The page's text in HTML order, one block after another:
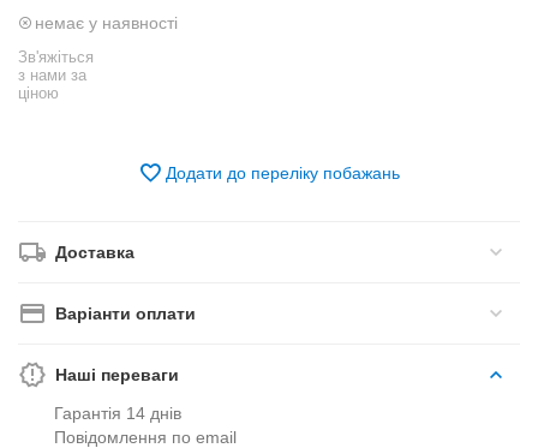
немає у наявності
Зв'яжіться
з нами за
ціною
Додати до переліку побажань
Доставка
Варіанти оплати
Наші переваги
Гарантія 14 днів
Повідомлення по email